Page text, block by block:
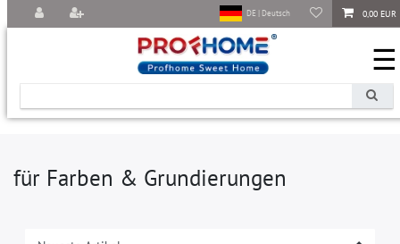
0,00 EUR
DE | Deutsch
☰
für Farben & Grundierungen